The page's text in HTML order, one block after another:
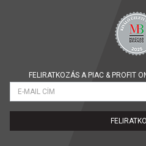
FELIRATKOZÁS A PIAC & PROFIT